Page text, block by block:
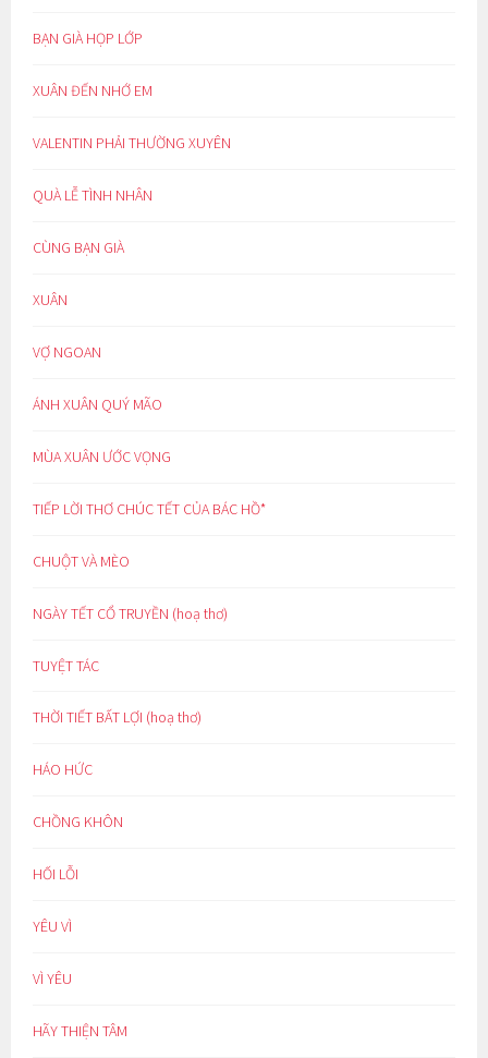
BẠN GIÀ HỌP LỚP
XUÂN ĐẾN NHỚ EM
VALENTIN PHẢI THƯỜNG XUYÊN
QUÀ LỄ TÌNH NHÂN
CÙNG BẠN GIÀ
XUÂN
VỢ NGOAN
ÁNH XUÂN QUÝ MÃO
MÙA XUÂN ƯỚC VỌNG
TIẾP LỜI THƠ CHÚC TẾT CỦA BÁC HỒ*
CHUỘT VÀ MÈO
NGÀY TẾT CỔ TRUYỀN (hoạ thơ)
TUYỆT TÁC
THỜI TIẾT BẤT LỢI (hoạ thơ)
HÁO HỨC
CHỒNG KHÔN
HỐI LỖI
YÊU VÌ
VÌ YÊU
HÃY THIỆN TÂM